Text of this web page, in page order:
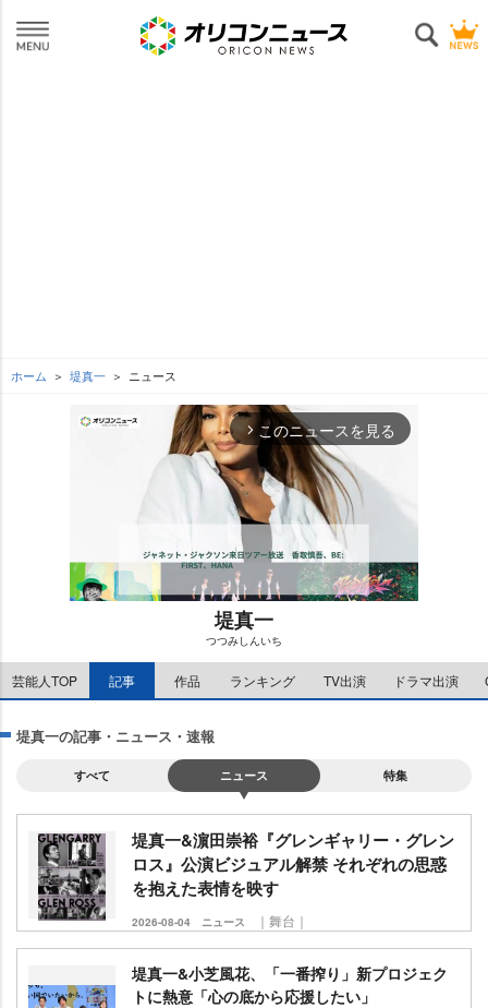
ホーム 堤真一 ニュース
arrow_forward_ios このニュースを見る
M
u
t
堤真一
つつみしんいち
芸能人TOP 記事 作品 ランキング TV出演 ドラマ出演
堤真一の記事・ニュース・速報
すべて ニュース 特集
堤真一&濵田崇裕『グレンギャリー・グレン
ロス』公演ビジュアル解禁 それぞれの思惑
を抱えた表情を映す
2026-08-04 ニュース ｜舞台｜
堤真一&小芝風花、「一番搾り」新プロジェク
トに熱意「心の底から応援したい」